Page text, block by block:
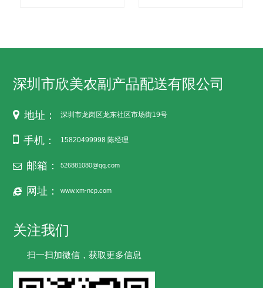
深圳市欣美农副产品配送有限公司
地址： 深圳市龙岗区龙东社区市场街19号
手机： 15820499998 陈经理
邮箱： 526881080@qq.com
网址： www.xm-ncp.com
关注我们
扫一扫加微信，获取更多信息